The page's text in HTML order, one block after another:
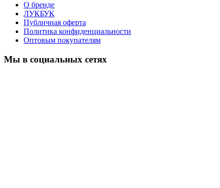
О бренде
ЛУКБУК
Публичная оферта
Политика конфиденциальности
Оптовым покупателям
Мы в социальных сетях